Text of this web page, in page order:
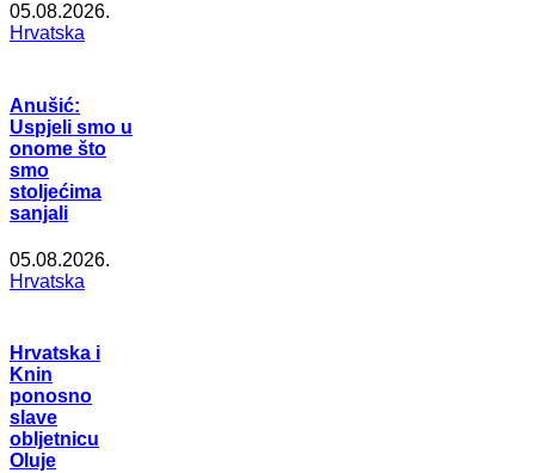
05.08.2026.
Hrvatska
Anušić:
Uspjeli smo u
onome što
smo
stoljećima
sanjali
05.08.2026.
Hrvatska
Hrvatska i
Knin
ponosno
slave
obljetnicu
Oluje